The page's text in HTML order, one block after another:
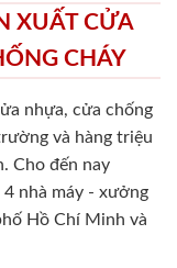
XUẤT CỬA
CHÁY
nhựa, cửa chống
và hàng triệu
Cho đến nay
nhà máy - xưởng
Hồ Chí Minh và